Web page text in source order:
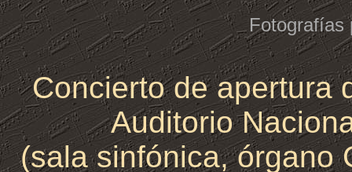
Fotografías
Concierto de apertura
Auditorio
(sala sinfónica,órgano